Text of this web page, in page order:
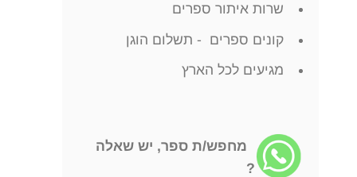
שרות איתור ספרים
קונים ספרים - תשלום הוגן
מגיעים לכל הארץ
מחפש/ת ספר, יש שאלה
?